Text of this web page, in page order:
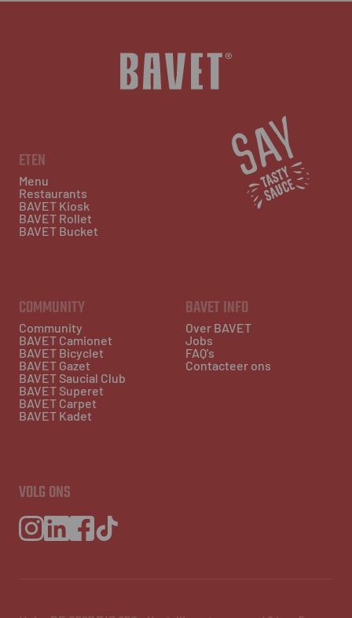
ETEN
Menu
Restaurants
BAVET Kiosk
BAVET Rollet
BAVET Bucket
COMMUNITY
Community
BAVET Camionet
BAVET Bicyclet
BAVET Gazet
BAVET Saucial Club
BAVET Superet
BAVET Carpet
BAVET Kadet
BAVET INFO
Over BAVET
Jobs
FAQ's
Contacteer ons
VOLG ONS